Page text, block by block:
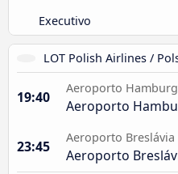
Executivo
LOT Polish Airlines /
19:40
Aeroporto
Aeroporto
23:45
Aeroporto Breslávia
Aeroporto